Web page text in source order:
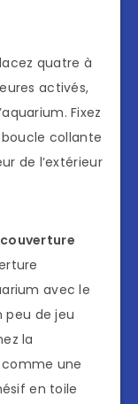
quatre à
activés,
Fixez
boucle collante
de l’extérieur
avec le
peu de jeu
la
une
en toile